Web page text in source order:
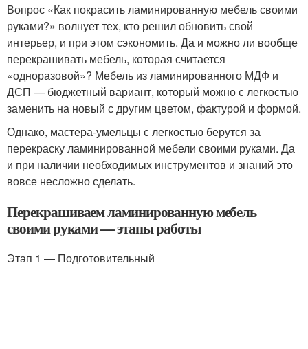
Вопрос «Как покрасить ламинированную мебель своими
руками?» волнует тех, кто решил обновить свой
интерьер, и при этом сэкономить. Да и можно ли вообще
перекрашивать мебель, которая считается
«одноразовой»? Мебель из ламинированного МДФ и
ДСП — бюджетный вариант, который можно с легкостью
заменить на новый с другим цветом, фактурой и формой.
Однако, мастера-умельцы с легкостью берутся за
перекраску ламинированной мебели своими руками. Да
и при наличии необходимых инструментов и знаний это
вовсе несложно сделать.
Перекрашиваем ламинированную мебель
своими руками — этапы работы
Этап 1 — Подготовительный